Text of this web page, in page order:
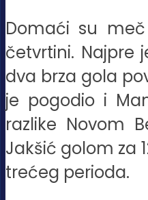
Domaći su
četvrtini. Najpre
dva brza gola
je pogodio i
razlike Novom
Jakšić golom za
trećeg perioda.